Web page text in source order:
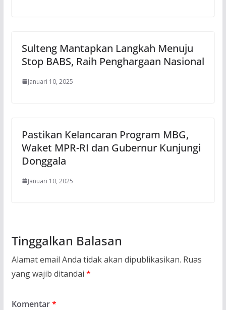
Sulteng Mantapkan Langkah Menuju
Stop BABS, Raih Penghargaan Nasional
Januari 10, 2025
Pastikan Kelancaran Program MBG,
Waket MPR-RI dan Gubernur Kunjungi
Donggala
Januari 10, 2025
Tinggalkan Balasan
Alamat email Anda tidak akan dipublikasikan. Ruas
yang wajib ditandai *
Komentar*